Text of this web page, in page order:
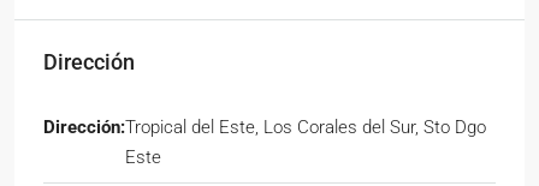
Dirección
Dirección:Tropical del Este, Los Corales del Sur, Sto Dgo
Este